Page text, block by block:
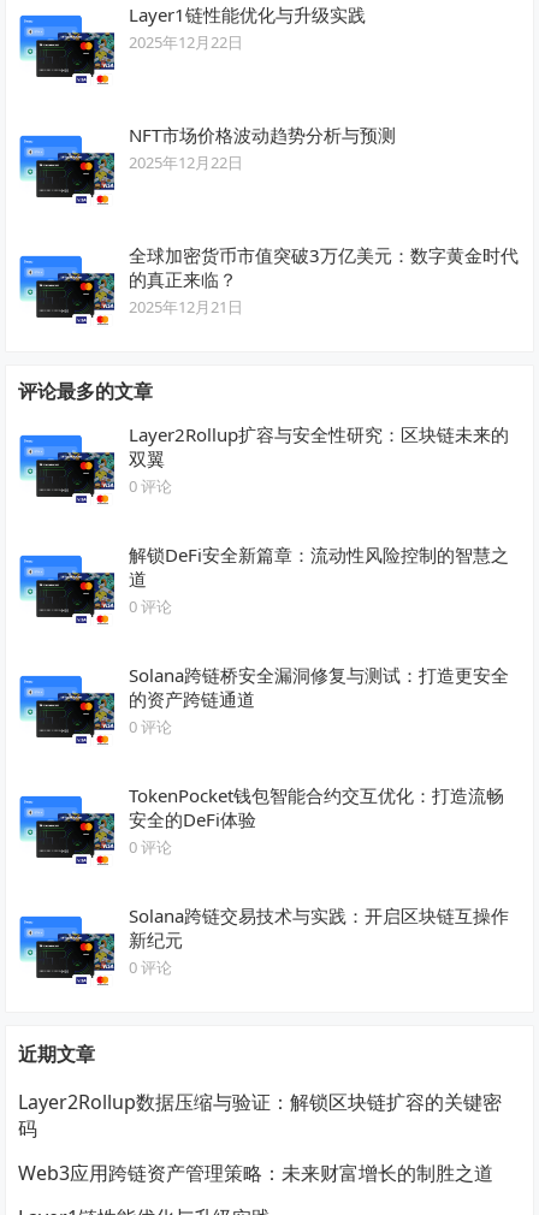
Layer1链性能优化与升级实践
2025年12月22日
NFT市场价格波动趋势分析与预测
2025年12月22日
全球加密货币市值突破3万亿美元：数字黄金时代
的真正来临？
2025年12月21日
评论最多的文章
Layer2Rollup扩容与安全性研究：区块链未来的
双翼
0 评论
解锁DeFi安全新篇章：流动性风险控制的智慧之
道
0 评论
Solana跨链桥安全漏洞修复与测试：打造更安全
的资产跨链通道
0 评论
TokenPocket钱包智能合约交互优化：打造流畅
安全的DeFi体验
0 评论
Solana跨链交易技术与实践：开启区块链互操作
新纪元
0 评论
近期文章
Layer2Rollup数据压缩与验证：解锁区块链扩容的关键密
码
Web3应用跨链资产管理策略：未来财富增长的制胜之道